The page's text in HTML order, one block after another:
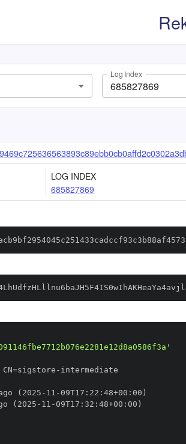
Log Index
LOG INDEX
685827869
CN=sigstore -
(2025 - 11 -09T17 : 22 : 48+00 :
(2025 - 11 -09T17 : 32 : 48+00 :